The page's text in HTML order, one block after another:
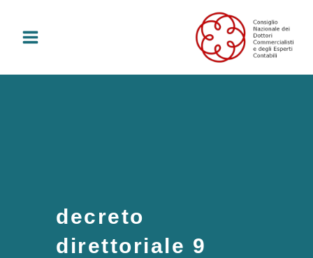
contenuto
decreto
direttoriale 9